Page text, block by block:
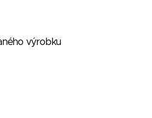
výrobku